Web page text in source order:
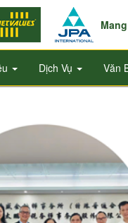
Dịch Vụ Văn